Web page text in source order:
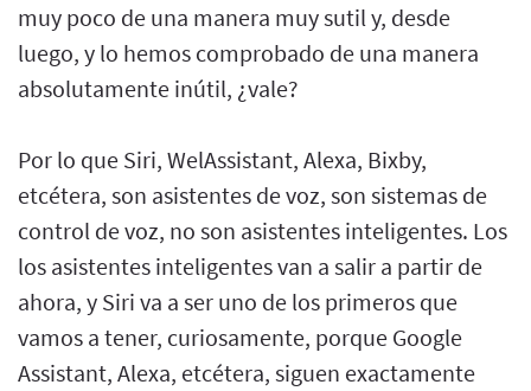
muy poco de una manera muy sutil y, desde
luego, y lo hemos comprobado de una manera
absolutamente inútil, ¿vale?
Por lo que Siri, WelAssistant, Alexa, Bixby,
etcétera, son asistentes de voz, son sistemas de
control de voz, no son asistentes inteligentes. Los
los asistentes inteligentes van a salir a partir de
ahora, y Siri va a ser uno de los primeros que
vamos a tener, curiosamente, porque Google
Assistant, Alexa, etcétera, siguen exactamente